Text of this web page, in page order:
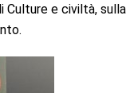
e civiltà,